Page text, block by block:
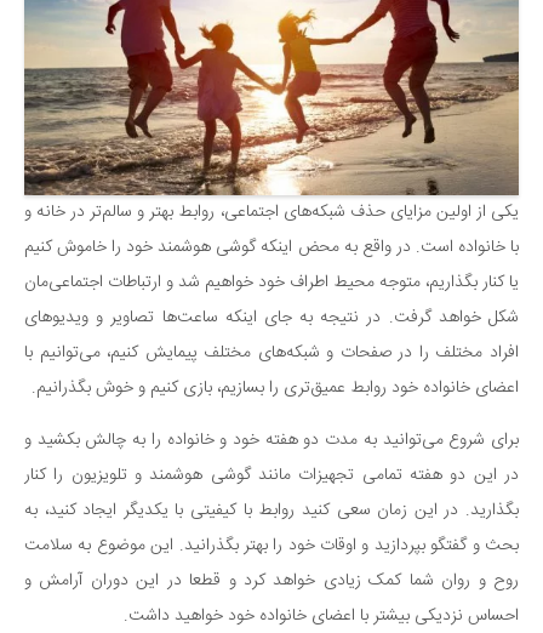
کتاب و کتاب‌خوانی
تاریخ
معماری
علمی
فناوری‌ها
نجوم و هوا فضا
زمین و محیط زیست
خودرو
سرگرمی
بازی
طنز
فال
مسابقه
اخبار
یکی از اولین مزایای حذف شبکه‌های اجتماعی، روابط بهتر و سالم‌تر در خانه و
با خانواده است. در واقع به محض اینکه گوشی هوشمند خود را خاموش کنیم
یا کنار بگذاریم، متوجه محیط اطراف خود خواهیم شد و ارتباطات اجتماعی‌مان
شکل خواهد گرفت. در نتیجه به جای اینکه ساعت‌ها تصاویر و ویدیوهای
افراد مختلف را در صفحات و شبکه‌های مختلف پیمایش کنیم، می‌توانیم با
اعضای خانواده خود روابط عمیق‌تری را بسازیم، بازی کنیم و خوش بگذرانیم.
برای شروع می‌توانید به مدت دو هفته خود و خانواده را به چالش بکشید و
در این دو هفته تمامی تجهیزات مانند گوشی هوشمند و تلویزیون را کنار
بگذارید. در این زمان سعی کنید روابط با کیفیتی با یکدیگر ایجاد کنید، به
بحث و گفتگو بپردازید و اوقات خود را بهتر بگذرانید. این موضوع به سلامت
روح و روان شما کمک زیادی خواهد کرد و قطعا در این دوران آرامش و
احساس نزدیکی بیشتر با اعضای خانواده خود خواهید داشت.